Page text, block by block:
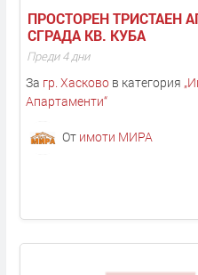
ПРОСТОРЕН ТРИСТАЕН
СГРАДА КВ. КУБА
Преди 4 дни
За гр. Хасковов категория „
Апартаменти“
От имоти МИРА